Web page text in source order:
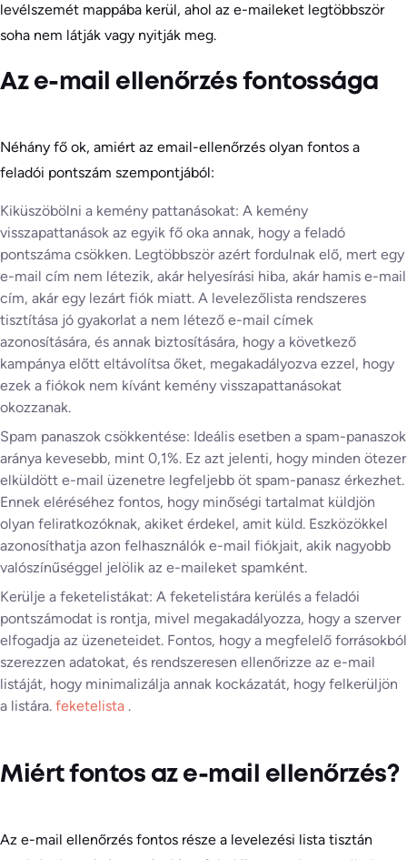
levélszemét mappába kerül, ahol az e-maileket legtöbbször
soha nem látják vagy nyitják meg.
Az e-mail ellenőrzés fontossága
Néhány fő ok, amiért az email-ellenőrzés olyan fontos a
feladói pontszám szempontjából:
Kiküszöbölni a kemény pattanásokat: A kemény
visszapattanások az egyik fő oka annak, hogy a feladó
pontszáma csökken. Legtöbbször azért fordulnak elő, mert egy
e-mail cím nem létezik, akár helyesírási hiba, akár hamis e-mail
cím, akár egy lezárt fiók miatt. A levelezőlista rendszeres
tisztítása jó gyakorlat a nem létező e-mail címek
azonosítására, és annak biztosítására, hogy a következő
kampánya előtt eltávolítsa őket, megakadályozva ezzel, hogy
ezek a fiókok nem kívánt kemény visszapattanásokat
okozzanak.
Spam panaszok csökkentése: Ideális esetben a spam-panaszok
aránya kevesebb, mint 0,1%. Ez azt jelenti, hogy minden ötezer
elküldött e-mail üzenetre legfeljebb öt spam-panasz érkezhet.
Ennek eléréséhez fontos, hogy minőségi tartalmat küldjön
olyan feliratkozóknak, akiket érdekel, amit küld. Eszközökkel
azonosíthatja azon felhasználók e-mail fiókjait, akik nagyobb
valószínűséggel jelölik az e-maileket spamként.
Kerülje a feketelistákat: A feketelistára kerülés a feladói
pontszámodat is rontja, mivel megakadályozza, hogy a szerver
elfogadja az üzeneteidet. Fontos, hogy a megfelelő forrásokból
szerezzen adatokat, és rendszeresen ellenőrizze az e-mail
listáját, hogy minimalizálja annak kockázatát, hogy felkerüljön
a listára. feketelista .
Miért fontos az e-mail ellenőrzés?
Az e-mail ellenőrzés fontos része a levelezési lista tisztán